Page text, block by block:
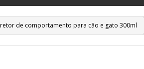
de comportamento para cão e gato 300ml